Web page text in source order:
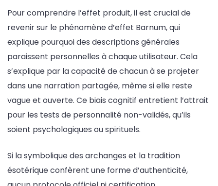
Pour comprendre l’effet produit, il est crucial de
revenir sur le phénomène d’effet Barnum, qui
explique pourquoi des descriptions générales
paraissent personnelles à chaque utilisateur. Cela
s’explique par la capacité de chacun à se projeter
dans une narration partagée, même si elle reste
vague et ouverte. Ce biais cognitif entretient l’attrait
pour les tests de personnalité non-validés, qu’ils
soient psychologiques ou spirituels.
Si la symbolique des archanges et la tradition
ésotérique confèrent une forme d’authenticité,